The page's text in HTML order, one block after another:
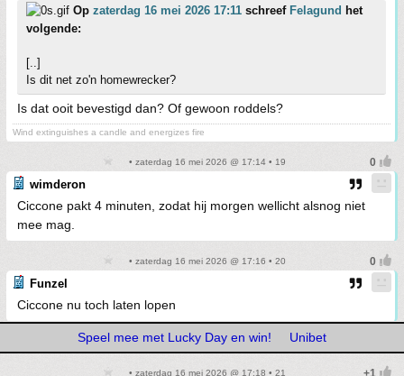
Op zaterdag 16 mei 2026 17:11 schreef Felagund het
volgende:
[..]
Is dit net zo'n homewrecker?
Is dat ooit bevestigd dan? Of gewoon roddels?
Wind extinguishes a candle and energizes fire
• zaterdag 16 mei 2026 @ 17:14 • 19
wimderon
Ciccone pakt 4 minuten, zodat hij morgen wellicht alsnog niet
mee mag.
• zaterdag 16 mei 2026 @ 17:16 • 20
Funzel
Ciccone nu toch laten lopen
Speel mee met Lucky Day en win! Unibet
• zaterdag 16 mei 2026 @ 17:18 • 21